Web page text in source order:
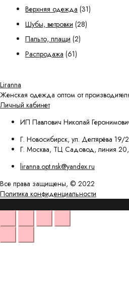
Верхняя одежда (31)
Шубы, ветровки (28)
Пальто, плащи (2)
Распродажа (61)
Liranna
Женская одежда оптом от
Личный кабинет
ИП Павлович Николай
Г. Новосибирск, ул. Дегтярёва
Г. Москва, ТЦ Садовод, линия
liranna.opt.nsk@yandex.ru
Все права защищены, © 2022
Политика конфиденциальности